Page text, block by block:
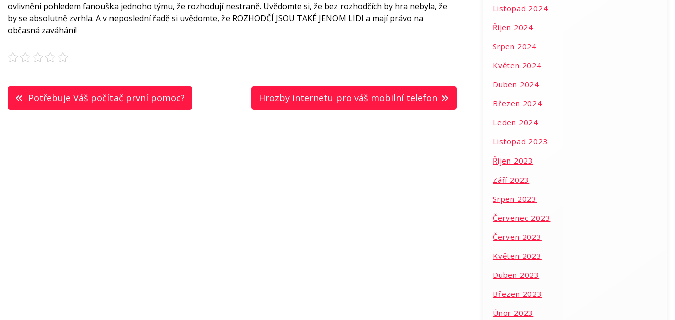
ovlivněni pohledem fanouška jednoho týmu, že rozhodují nestraně. Uvědomte si, že bez rozhodčích by hra nebyla, že
by se absolutně zvrhla. A v neposlední řadě si uvědomte, že ROZHODČÍ JSOU TAKÉ JENOM LIDI a mají právo na
občasná zaváhání!
Navigace
Potřebuje Váš počítač první pomoc? Hrozby internetu pro váš mobilní telefon
Listopad 2024
Říjen 2024
Srpen 2024
Květen 2024
Duben 2024
Březen 2024
Leden 2024
Listopad 2023
Říjen 2023
Září 2023
Srpen 2023
Červenec 2023
Červen 2023
Květen 2023
Duben 2023
Březen 2023
Únor 2023